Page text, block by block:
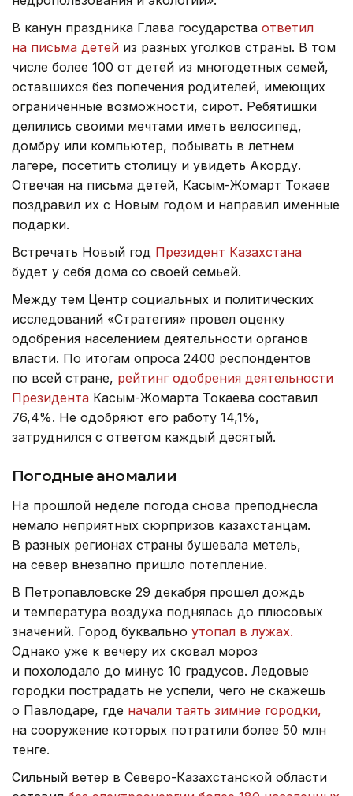
В канун праздника Глава государства ответил
на письма детей из разных уголков страны. В том
числе более 100 от детей из многодетных семей,
оставшихся без попечения родителей, имеющих
ограниченные возможности, сирот. Ребятишки
делились своими мечтами иметь велосипед,
домбру или компьютер, побывать в летнем
лагере, посетить столицу и увидеть Акорду.
Отвечая на письма детей, Касым-Жомарт Токаев
поздравил их с Новым годом и направил именные
подарки.
Встречать Новый год Президент Казахстана
будет у себя дома со своей семьей.
Между тем Центр социальных и политических
исследований «Стратегия» провел оценку
одобрения населением деятельности органов
власти. По итогам опроса 2400 респондентов
по всей стране, рейтинг одобрения деятельности
Президента Касым-Жомарта Токаева составил
76,4%. Не одобряют его работу 14,1%,
затруднился с ответом каждый десятый.
Погодные аномалии
На прошлой неделе погода снова преподнесла
немало неприятных сюрпризов казахстанцам.
В разных регионах страны бушевала метель,
на север внезапно пришло потепление.
В Петропавловске 29 декабря прошел дождь
и температура воздуха поднялась до плюсовых
значений. Город буквально утопал в лужах.
Однако уже к вечеру их сковал мороз
и похолодало до минус 10 градусов. Ледовые
городки пострадать не успели, чего не скажешь
о Павлодаре, где начали таять зимние городки,
на сооружение которых потратили более 50 млн
тенге.
Сильный ветер в Северо-Казахстанской области